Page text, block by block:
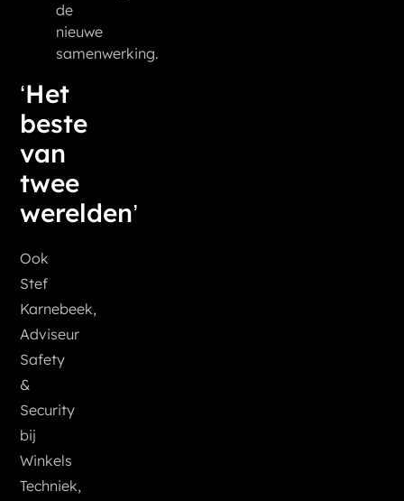
de
nieuwe
samenwerking.
‘Het
beste
van
twee
werelden’
Ook
Stef
Karnebeek,
Adviseur
Safety
&
Security
bij
Winkels
Techniek,